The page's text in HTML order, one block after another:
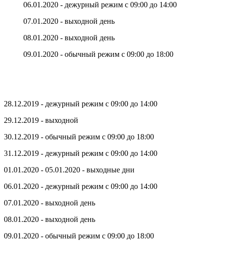
06.01.2020 - дежурный режим с 09:00 до 14:00
07.01.2020 - выходной день
08.01.2020 - выходной день
09.01.2020 - обычный режим с 09:00 до 18:00
28.12.2019 - дежурный режим с 09:00 до 14:00
29.12.2019 - выходной
30.12.2019 - обычный режим с 09:00 до 18:00
31.12.2019 - дежурный режим с 09:00 до 14:00
01.01.2020 - 05.01.2020 - выходные дни
06.01.2020 - дежурный режим с 09:00 до 14:00
07.01.2020 - выходной день
08.01.2020 - выходной день
09.01.2020 - обычный режим с 09:00 до 18:00